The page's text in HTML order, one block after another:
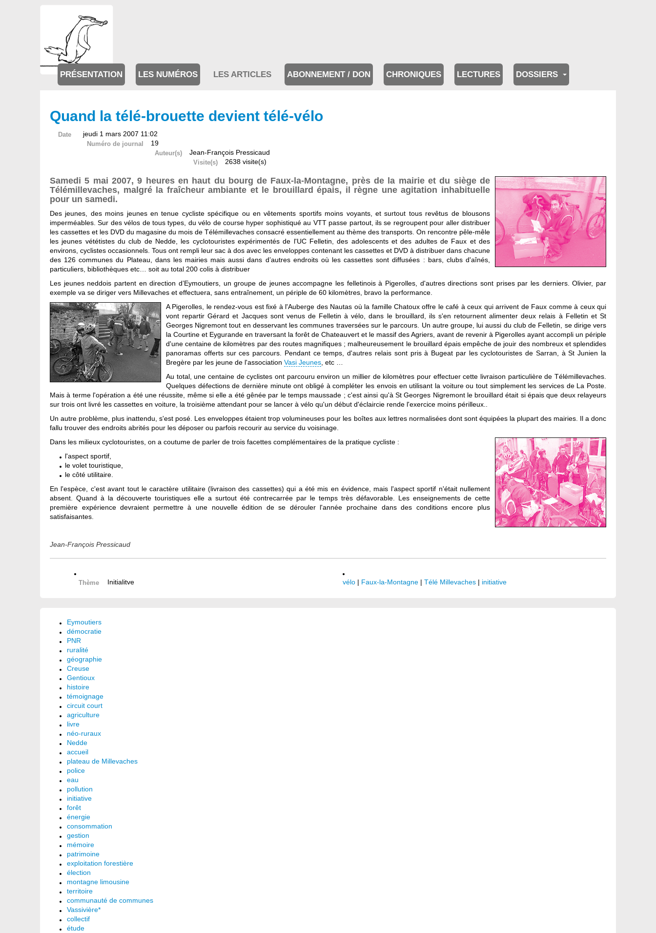
PRÉSENTATION LES NUMÉROS LES ARTICLES ABONNEMENT / DON CHRONIQUES LECTURES DOSSIERS
Quand la télé-brouette devient télé-vélo
Date jeudi 1 mars 2007 11:02
Numéro de journal 19
Auteur(s) Jean-François Pressicaud
Visite(s) 2638 visite(s)
Samedi 5 mai 2007, 9 heures en haut du bourg de Faux-la-Montagne, près de la mairie et du siège de
Télémillevaches, malgré la fraîcheur ambiante et le brouillard épais, il règne une agitation inhabituelle
pour un samedi.
Des jeunes, des moins jeunes en tenue cycliste spécifique ou en vêtements sportifs moins voyants, et surtout tous revêtus de blousons
imperméables. Sur des vélos de tous types, du vélo de course hyper sophistiqué au VTT passe partout, ils se regroupent pour aller distribuer
les cassettes et les DVD du magasine du mois de Télémillevaches consacré essentiellement au thème des transports. On rencontre pêle-mêle
les jeunes vététistes du club de Nedde, les cyclotouristes expérimentés de l'UC Felletin, des adolescents et des adultes de Faux et des
environs, cyclistes occasionnels. Tous ont rempli leur sac à dos avec les enveloppes contenant les cassettes et DVD à distribuer dans chacune
des 126 communes du Plateau, dans les mairies mais aussi dans d’autres endroits où les cassettes sont diffusées : bars, clubs d'aînés,
particuliers, bibliothèques etc… soit au total 200 colis à distribuer
Les jeunes neddois partent en direction d’Eymoutiers, un groupe de jeunes accompagne les felletinois à Pigerolles, d'autres directions sont prises par les derniers. Olivier, par
exemple va se diriger vers Millevaches et effectuera, sans entraînement, un périple de 60 kilomètres, bravo la performance.
A Pigerolles, le rendez-vous est fixé à l'Auberge des Nautas où la famille Chatoux offre le café à ceux qui arrivent de Faux comme à ceux qui
vont repartir Gérard et Jacques sont venus de Felletin à vélo, dans le brouillard, ils s'en retournent alimenter deux relais à Felletin et St
Georges Nigremont tout en desservant les communes traversées sur le parcours. Un autre groupe, lui aussi du club de Felletin, se dirige vers
la Courtine et Eygurande en traversant la forêt de Chateauvert et le massif des Agriers, avant de revenir à Pigerolles ayant accompli un périple
d'une centaine de kilomètres par des routes magnifiques ; malheureusement le brouillard épais empêche de jouir des nombreux et splendides
panoramas offerts sur ces parcours. Pendant ce temps, d'autres relais sont pris à Bugeat par les cyclotouristes de Sarran, à St Junien la
Bregère par les jeune de l'association Vasi Jeunes , etc …
Au total, une centaine de cyclistes ont parcouru environ un millier de kilomètres pour effectuer cette livraison particulière de Télémillevaches.
Quelques défections de dernière minute ont obligé à compléter les envois en utilisant la voiture ou tout simplement les services de La Poste.
Mais à terme l'opération a été une réussite, même si elle a été gênée par le temps maussade ; c'est ainsi qu'à St Georges Nigremont le brouillard était si épais que deux relayeurs
sur trois ont livré les cassettes en voiture, la troisième attendant pour se lancer à vélo qu'un début d'éclaircie rende l'exercice moins périlleux..
Un autre problème, plus inattendu, s'est posé. Les enveloppes étaient trop volumineuses pour les boîtes aux lettres normalisées dont sont équipées la plupart des mairies. Il a donc
fallu trouver des endroits abrités pour les déposer ou parfois recourir au service du voisinage.
Dans les milieux cyclotouristes, on a coutume de parler de trois facettes complémentaires de la pratique cycliste :
l'aspect sportif,
le volet touristique,
le côté utilitaire.
En l'espèce, c'est avant tout le caractère utilitaire (livraison des cassettes) qui a été mis en évidence, mais l'aspect sportif n'était nullement
absent. Quand à la découverte touristiques elle a surtout été contrecarrée par le temps très défavorable. Les enseignements de cette
première expérience devraient permettre à une nouvelle édition de se dérouler l'année prochaine dans des conditions encore plus
satisfaisantes.
Jean-François Pressicaud
Thème Initialitve vélo | Faux-la-Montagne | Télé Millevaches | initiative
Eymoutiers
démocratie
PNR
ruralité
géographie
Creuse
Gentioux
histoire
témoignage
circuit court
agriculture
livre
néo-ruraux
Nedde
accueil
plateau de Millevaches
police
eau
pollution
initiative
forêt
énergie
consommation
gestion
mémoire
patrimoine
exploitation forestière
élection
montagne limousine
territoire
communauté de communes
Vassivière*
collectif
étude